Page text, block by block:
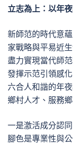
立志為上：以年
新師范的時代意
家戰略與平易近
盡力實現當代師
發揮示范引領感
六合人和諧的年
鄉村人才、服務
一是激活成分認
腳色是專業性與